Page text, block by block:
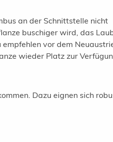
an der Schnittstelle nicht
buschiger wird, das
vor dem
wieder Platz zur
Dazu eignen sich